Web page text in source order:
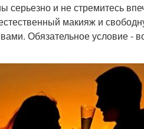
и не стремитесь
макияж и
Обязательное условие